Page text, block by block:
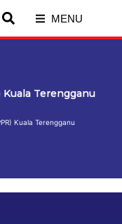
MENU
Terengganu
Kuala Terengganu